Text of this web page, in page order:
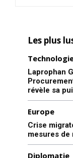
Les plus
Laprophan
révèle sa
Europe
Crise
mesures
Diplomatie